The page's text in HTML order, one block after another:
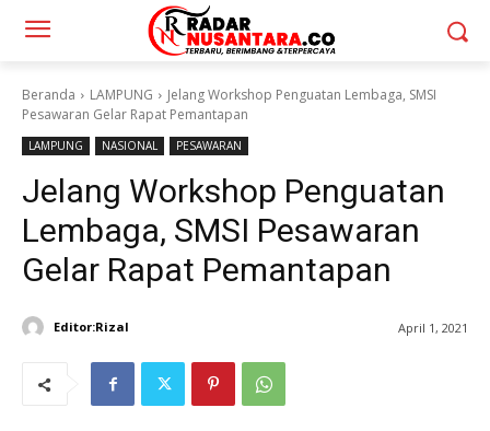
Beranda LAMPUNG
Jelang Workshop Penguatan Lembaga, SMSI
Pesawaran Gelar Rapat Pemantapan
LAMPUNG NASIONAL PESAWARAN
Jelang Workshop Penguatan
Lembaga, SMSI Pesawaran
Gelar Rapat Pemantapan
Editor:Rizal April 1, 2021